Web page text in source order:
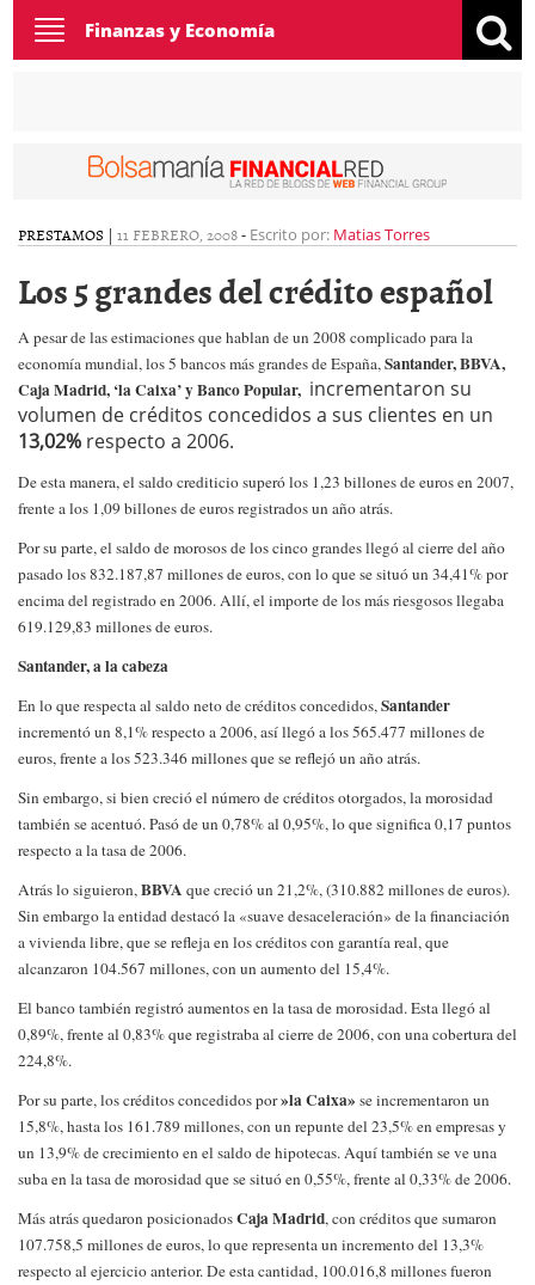
Toggle
navigation
Finanzas y Economía
PRESTAMOS | 11 FEBRERO, 2008- Escrito por: Matias Torres
Los 5 grandes del crédito español
A pesar de las estimaciones que hablan de un 2008 complicado para la
economía mundial, los 5 bancos más grandes de España,Santander, BBVA,
Caja Madrid, ‘la Caixa’ y Banco Popular, incrementaron su
volumen de créditos concedidos a sus clientes en un
13,02% respecto a 2006.
De esta manera, el saldo crediticio superó los 1,23 billones de euros en 2007,
frente a los 1,09 billones de euros registrados un año atrás.
Por su parte, el saldo de morosos de los cinco grandes llegó al cierre del año
pasado los 832.187,87 millones de euros, con lo que se situó un 34,41% por
encima del registrado en 2006. Allí, el importe de los más riesgosos llegaba
619.129,83 millones de euros.
Santander, a la cabeza
En lo que respecta al saldo neto de créditos concedidos,Santander
incrementó un 8,1% respecto a 2006, así llegó a los 565.477 millones de
euros, frente a los 523.346 millones que se reflejó un año atrás.
Sin embargo, si bien creció el número de créditos otorgados, la morosidad
también se acentuó. Pasó de un 0,78% al 0,95%, lo que significa 0,17 puntos
respecto a la tasa de 2006.
Atrás lo siguieron,BBVA que creció un 21,2%, (310.882 millones de euros).
Sin embargo la entidad destacó la «suave desaceleración» de la financiación
a vivienda libre, que se refleja en los créditos con garantía real, que
alcanzaron 104.567 millones, con un aumento del 15,4%.
El banco también registró aumentos en la tasa de morosidad. Esta llegó al
0,89%, frente al 0,83% que registraba al cierre de 2006, con una cobertura del
224,8%.
Por su parte, los créditos concedidos por»la Caixa» se incrementaron un
15,8%, hasta los 161.789 millones, con un repunte del 23,5% en empresas y
un 13,9% de crecimiento en el saldo de hipotecas. Aquí también se ve una
suba en la tasa de morosidad que se situó en 0,55%, frente al 0,33% de 2006.
Más atrás quedaron posicionadosCaja Madrid, con créditos que sumaron
107.758,5 millones de euros, lo que representa un incremento del 13,3%
respecto al ejercicio anterior. De esta cantidad, 100.016,8 millones fueron